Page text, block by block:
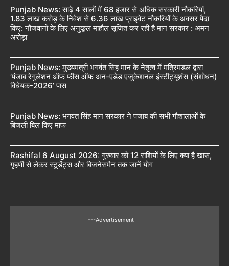
Punjab News: साढ़े 4 सालों में 68 हजार से अधिक सरकारी नौकरियां,
1.83 लाख करोड़ के निवेश से 6.36 लाख प्राइवेट नौकरियों के अवसर पैदा
किए: नौजवानों के लिए अनुकूल माहौल सृजित कर रही है मान सरकार : अमन
अरोड़ा
Punjab News: मुख्यमंत्री भगवंत सिंह मान के नेतृत्व में मंत्रिमंडल द्वारा
‘पंजाब रेगुलेशन ऑफ फीस ऑफ अन-एडेड एजुकेशनल इंस्टीट्यूशंस (संशोधन)
विधेयक-2026’ पास
Punjab News: भगवंत सिंह मान सरकार ने पंजाब की सभी गौशालाओं के
बिजली बिल किए माफ
Rashifal 6 August 2026: गुरुवार को 12 राशियों के लिए क्या है खास,
गृहणी से लेकर स्टूडेंट्स और बिजनेसमैन तक जानें योग
---Advertisement---